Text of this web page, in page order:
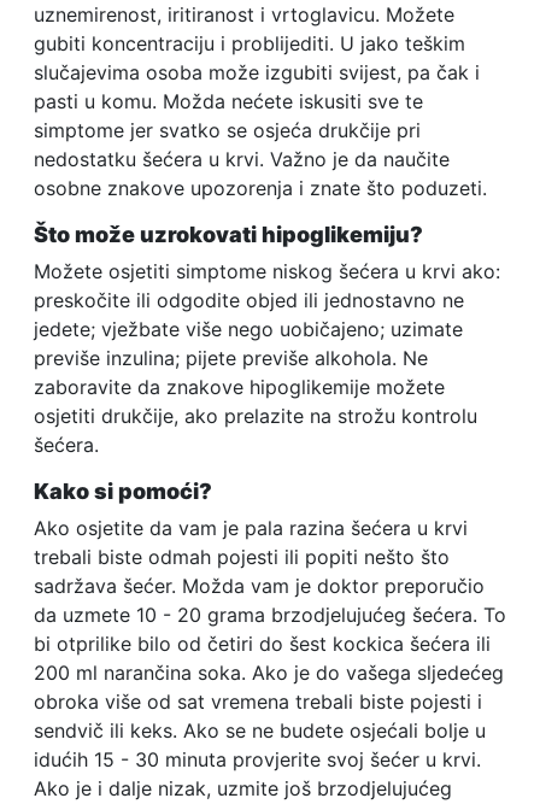
uznemirenost, iritiranost i vrtoglavicu. Možete
gubiti koncentraciju i problijediti. U jako teškim
slučajevima osoba može izgubiti svijest, pa čak i
pasti u komu. Možda nećete iskusiti sve te
simptome jer svatko se osjeća drukčije pri
nedostatku šećera u krvi. Važno je da naučite
osobne znakove upozorenja i znate što poduzeti.
Što može uzrokovati hipoglikemiju?
Možete osjetiti simptome niskog šećera u krvi ako:
preskočite ili odgodite objed ili jednostavno ne
jedete; vježbate više nego uobičajeno; uzimate
previše inzulina; pijete previše alkohola. Ne
zaboravite da znakove hipoglikemije možete
osjetiti drukčije, ako prelazite na strožu kontrolu
šećera.
Kako si pomoći?
Ako osjetite da vam je pala razina šećera u krvi
trebali biste odmah pojesti ili popiti nešto što
sadržava šećer. Možda vam je doktor preporučio
da uzmete 10 - 20 grama brzodjelujućeg šećera. To
bi otprilike bilo od četiri do šest kockica šećera ili
200 ml narančina soka. Ako je do vašega sljedećeg
obroka više od sat vremena trebali biste pojesti i
sendvič ili keks. Ako se ne budete osjećali bolje u
idućih 15 - 30 minuta provjerite svoj šećer u krvi.
Ako je i dalje nizak, uzmite još brzodjelujućeg